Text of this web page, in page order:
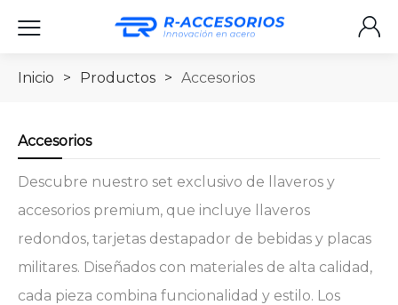
Inicio > Productos > Accesorios
Accesorios
Descubre nuestro set exclusivo de llaveros y
accesorios premium, que incluye llaveros
redondos, tarjetas destapador de bebidas y placas
militares. Diseñados con materiales de alta calidad,
cada pieza combina funcionalidad y estilo. Los